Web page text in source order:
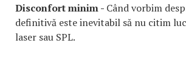
Disconfort minim - Când vorbim
definitivă este inevitabil să nu citim
laser sau SPL.